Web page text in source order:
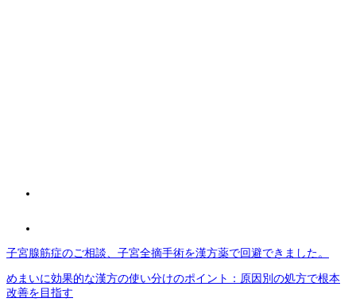
子宮腺筋症のご相談、子宮全摘手術を漢方薬で回避できました。
めまいに効果的な漢方の使い分けのポイント：原因別の処方で根本
改善を目指す